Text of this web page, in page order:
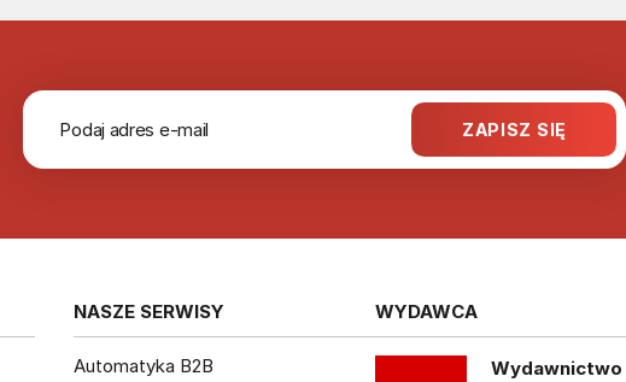
NASZE SERWISY
Automatyka B2B
WYDAWCA
Wydawnictwo